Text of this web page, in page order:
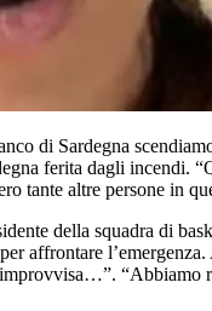
di Sardegna
ferita dagli incendi.
tante altre persone in
della squadra di
affrontare
“Abbiamo